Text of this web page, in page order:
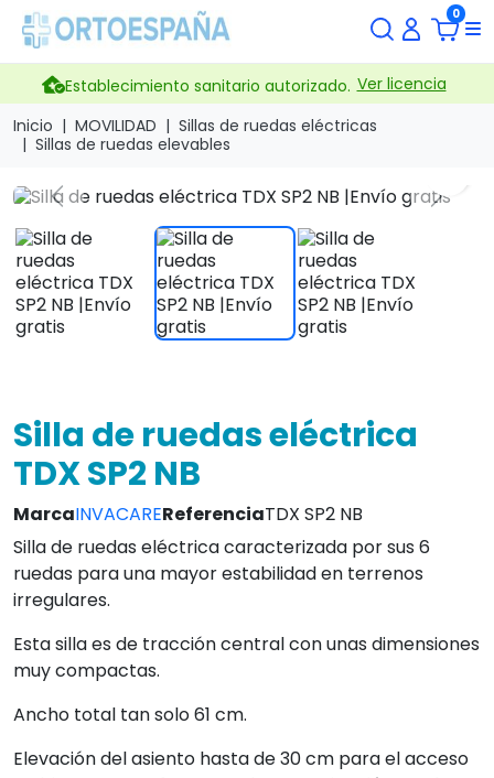
0
Establecimiento sanitario autorizado. Ver licencia
Inicio
MOVILIDAD
Sillas de ruedas eléctricas
Sillas de ruedas elevables
Previous Next
Silla de ruedas eléctrica
TDX SP2 NB
MarcaINVACAREReferenciaTDX SP2 NB
Silla de ruedas eléctrica caracterizada por sus 6
ruedas para una mayor estabilidad en terrenos
irregulares.
Esta silla es de tracción central con unas dimensiones
muy compactas.
Ancho total tan solo 61 cm.
Elevación del asiento hasta de 30 cm para el acceso